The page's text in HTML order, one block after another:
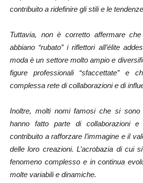
contribuito a ridefinire gli stili e le
Tuttavia, non è corretto affermare
abbiano “rubato” i riflettori all’élite
moda è un settore molto ampio e
figure professionali “sfaccettate” e
complessa rete di collaborazioni e di
Inoltre, molti nomi famosi che si sono
hanno fatto parte di collaborazioni e
contribuito a rafforzare l’immagine e il
delle loro creazioni. L’acrobazia di cui
fenomeno complesso e in continua
molte variabili e dinamiche.